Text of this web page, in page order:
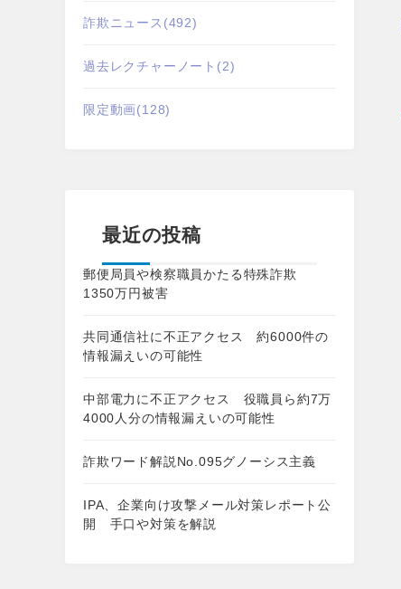
詐欺ニュース (492)
過去レクチャーノート (2)
限定動画(128)
最近の投稿
郵便局員や検察職員かたる特殊詐欺
1350万円被害
共同通信社に不正アクセス 約6000件の
情報漏えいの可能性
中部電力に不正アクセス 役職員ら約7万
4000人分の情報漏えいの可能性
詐欺ワード解説No.095グノーシス主義
IPA、企業向け攻撃メール対策レポート公
開 手口や対策を解説